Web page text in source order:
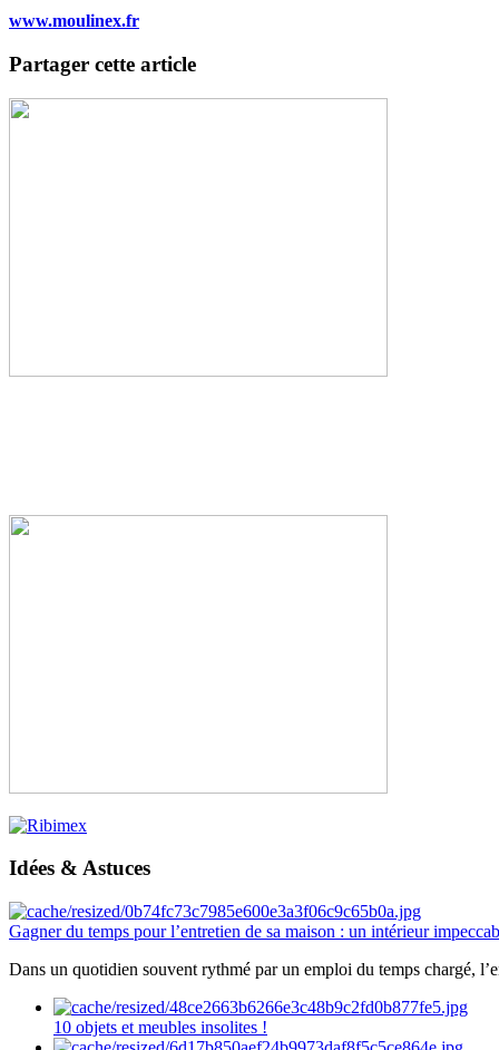
www.moulinex.fr
Partager cette article
Idées & Astuces
Gagner du temps pour l’entretien de sa maison : un intérieur
Dans un quotidien souvent rythmé par un emploi du temps chargé,
10 objets et meubles insolites !